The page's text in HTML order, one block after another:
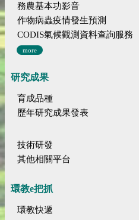
務農基本功影音
作物病蟲疫情發生預測
CODIS氣候觀測資料查詢服務
more
研究成果
育成品種
歷年研究成果發表
技術研發
其他相關平台
環教e把抓
環教快遞